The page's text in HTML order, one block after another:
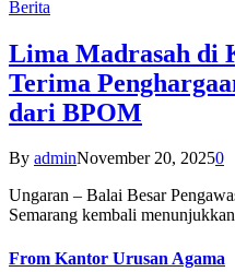
Berita
Lima Madrasah di
Terima
dari BPOM
By adminNovember 20, 20250
Ungaran – Balai Besar
Semarang kembali
From Kantor Urusan Agama